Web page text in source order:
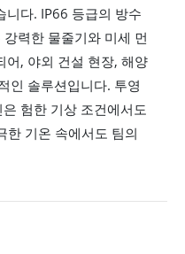
니다. IP66 등급의 방수
력한 물줄기와 미세 먼
어, 야외 건설 현장, 해양
인 솔루션입니다. 투영
험한 기상 조건에서도
한 기온 속에서도 팀의